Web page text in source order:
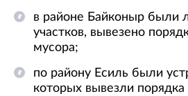
в районе Байконыр были
участков, вывезено
мусора;
по району Есиль были
которых вывезли порядка